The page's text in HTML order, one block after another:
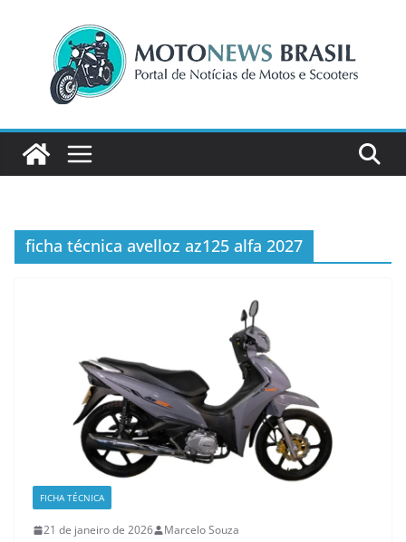
conteúdo
ficha técnica avelloz az125 alfa 2027
FICHA TÉCNICA
21 de janeiro de 2026 Marcelo Souza